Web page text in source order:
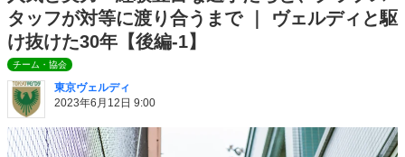
タッフが対等に渡り合うまで ｜ ヴェルディと駆
け抜けた30年【後編-1】
チーム・協会
東京ヴェルディ
2023年6月12日 9:00